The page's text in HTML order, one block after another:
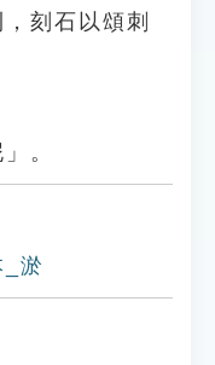
刻石以頌刺
。
淤